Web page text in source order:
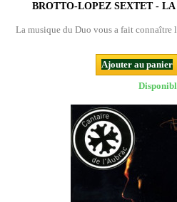
BROTTO-LOPEZ SEXTET -
La musique du Duo vous a fait connaître
Ajouter au panier